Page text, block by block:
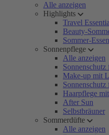
Alle anzeigen
Highlights
Travel
Beauty-
Sommer-
Sonnenpflege
Alle anzeigen
Sonnenschutz
Make-up mit
Haarpflege
After Sun
Selbstbräuner
Sommerdüfte
Alle anzeigen